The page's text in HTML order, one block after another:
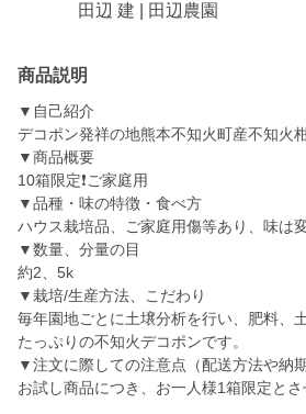
田辺 建 | 田辺農園
商品説明
▼自己紹介
デコポン発祥の地熊本不知火町産不知火
▼商品概要
10箱限定❗️ご家庭用
▼品種・味の特徴・食べ方
ハウス栽培品、ご家庭用傷等あり、味は
▼数量、分量の目
約2、5k
▼栽培/生産方法、こだわり
毎年園地ごとに土壌分析を行い、肥料、
たっぷりの不知火デコポンです。
▼注文に際しての注意点（配送方法や納期
お試し商品につき、お一人様1箱限定とさ